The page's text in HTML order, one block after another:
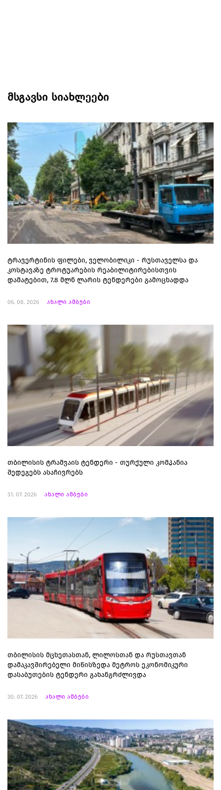
მსგავსი სიახლეები
ტრავერტინის ფილები, ველობილიკი - რუსთაველსა და
კოსტავაზე ტროტუარების რეაბილიტირებისთვის
დამატებით, 7.8 მლნ ლარის ტენდერები გამოცხადდა
06. 08. 2026 ახალი ამბები
თბილისის ტრამვაის ტენდერი - თურქული კომპანია
შედეგებს ასაჩივრებს
31. 07. 2026 ახალი ამბები
თბილისის მცხეთასთან, ლილოსთან და რუსთავთან
დამაკავშირებელი მიწისზედა მეტროს ეკონომიკური
დასაბუთების ტენდერი გახანგრძლივდა
30. 07. 2026 ახალი ამბები